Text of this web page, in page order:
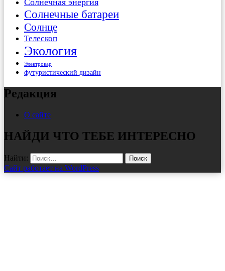
Солнечная энергия
Солнечные батареи
Солнце
Телескоп
Экология
Электрокар
футуристический дизайн
Редакция
О сайте
НАЙДИ ЧТО ТЕБЕ ИНТЕРЕСНО
Найти:
Сайт работает на WordPress